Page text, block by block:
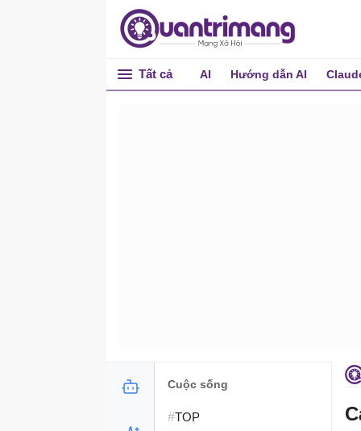
Tất cả AI Hướng dẫn AI
Cuộc sống
#TOP